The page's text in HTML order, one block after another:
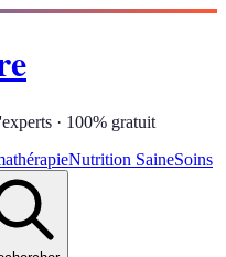
· 100% gratuit
Nutrition SaineSoins